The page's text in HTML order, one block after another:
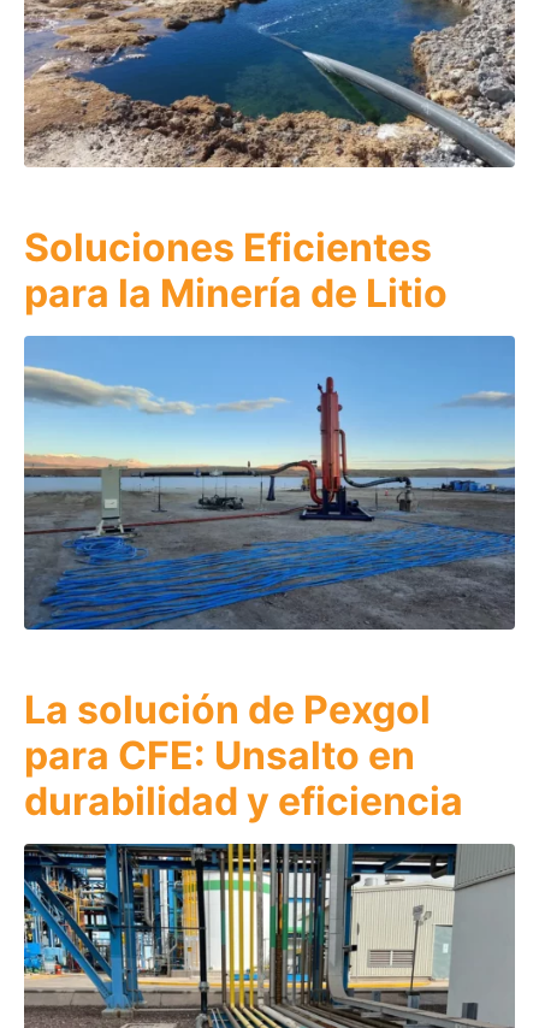
Soluciones Eficientes
para la Minería de Litio
La solución de Pexgol
para CFE: Unsalto en
durabilidad y eficiencia